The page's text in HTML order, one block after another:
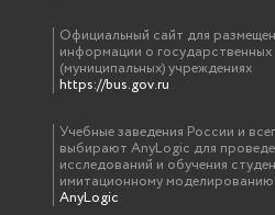
Официальный сайт для
информации о государственных
(муниципальных) учреждениях
https://bus.gov.ru
Учебные заведения России и
выбирают AnyLogic для
исследований и обучения
имитационному
AnyLogic